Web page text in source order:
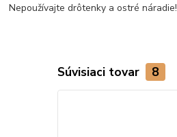
Nepoužívajte drôtenky a ostré náradie!
Súvisiaci tovar 8